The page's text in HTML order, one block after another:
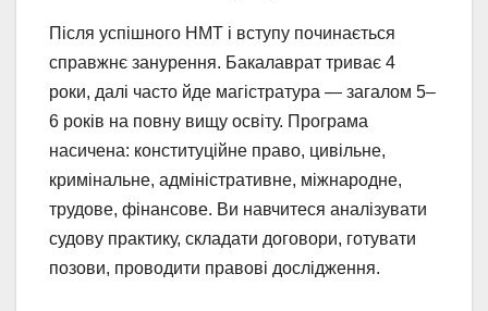
Після успішного НМТ і вступу починається
справжнє занурення. Бакалаврат триває 4
роки, далі часто йде магістратура — загалом 5–
6 років на повну вищу освіту. Програма
насичена: конституційне право, цивільне,
кримінальне, адміністративне, міжнародне,
трудове, фінансове. Ви навчитеся аналізувати
судову практику, складати договори, готувати
позови, проводити правові дослідження.